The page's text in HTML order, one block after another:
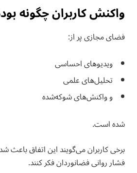
واکنش کاربران چگونه
فضای مجازی پر از:
ویدیوهای احساسی
تحلیل‌های علمی
و واکنش‌های شوکه‌شده
شده است.
برخی کاربران می‌گویند این اتفاق باعث
فشار روانی فضانوردان فکر کنند.